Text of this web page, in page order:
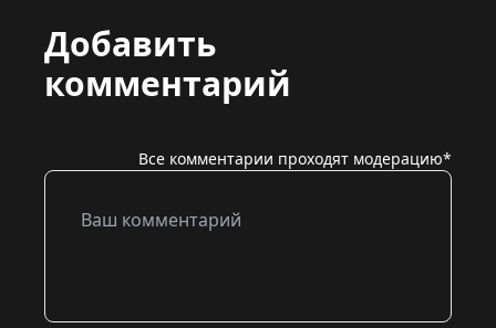
Добавить
комментарий
Все комментарии проходят модерацию*